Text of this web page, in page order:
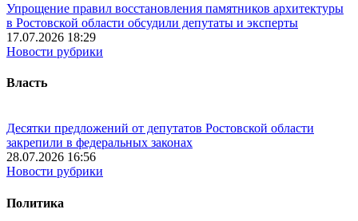
Упрощение правил восстановления памятников архитектуры
в Ростовской области обсудили депутаты и эксперты
17.07.2026 18:29
Новости рубрики
Власть
Десятки предложений от депутатов Ростовской области
закрепили в федеральных законах
28.07.2026 16:56
Новости рубрики
Политика